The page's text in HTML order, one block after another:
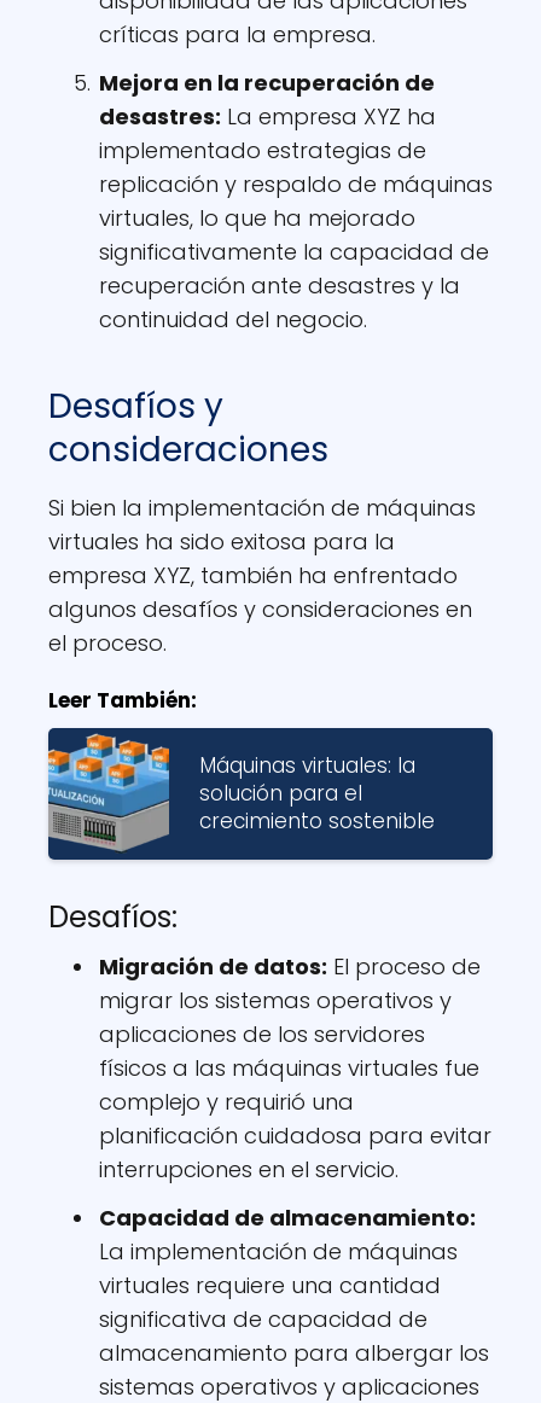
críticas para la empresa.
Mejora en la recuperación de
desastres: La empresa XYZ ha
implementado estrategias de
replicación y respaldo de máquinas
virtuales, lo que ha mejorado
significativamente la capacidad de
recuperación ante desastres y la
continuidad del negocio.
Desafíos y
consideraciones
Si bien la implementación de máquinas
virtuales ha sido exitosa para la
empresa XYZ, también ha enfrentado
algunos desafíos y consideraciones en
el proceso.
Leer También:
Máquinas virtuales: la
solución para el
crecimiento sostenible
Desafíos:
Migración de datos: El proceso de
migrar los sistemas operativos y
aplicaciones de los servidores
físicos a las máquinas virtuales fue
complejo y requirió una
planificación cuidadosa para evitar
interrupciones en el servicio.
Capacidad de almacenamiento:
La implementación de máquinas
virtuales requiere una cantidad
significativa de capacidad de
almacenamiento para albergar los
sistemas operativos y aplicaciones